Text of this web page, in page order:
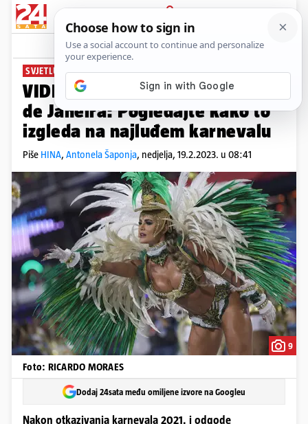
PRIJAVA
News Komentari
SVJETLUCAVI KOSTIMI, BUBNJEVI...
VIDEO Šarenilo na ulicama Rio
de Janeira: Pogledajte kako to
izgleda na najluđem karnevalu
Piše HINA, Antonela Šaponja, nedjelja, 19.2.2023. u 08:41
9
Foto: RICARDO MORAES
Dodaj 24sata među omiljene izvore na Googleu
Nakon otkazivanja karnevala 2021. i odgode